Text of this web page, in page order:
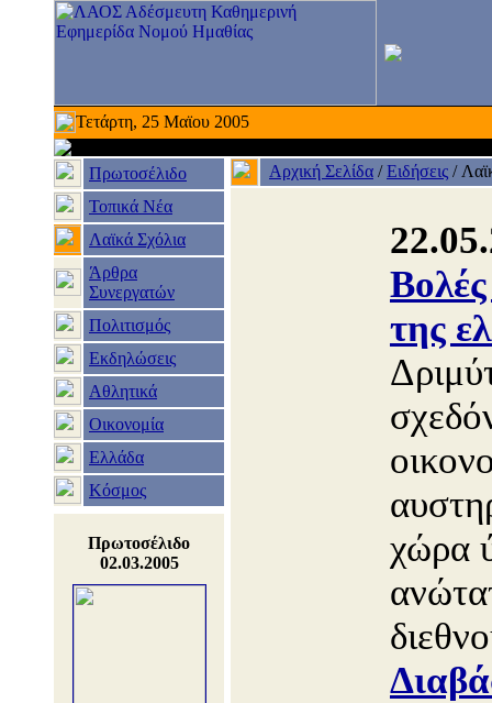
Τετάρτη, 25 Μαϊου 2005
Πρωτοσέλιδο
Τοπικά Νέα
Λαϊκά Σχόλια
Άρθρα
Συνεργατών
Πολιτισμός
Εκδηλώσεις
Αθλητικά
Οικονομία
Ελλάδα
Κόσμος
Πρωτοσέλιδο
02.03.2005
Αρχική Σελίδα /Ειδήσεις /
της
χώρα